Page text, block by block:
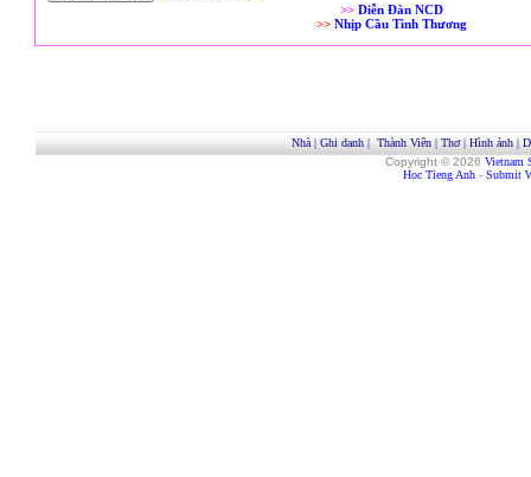
>> Diễn Đàn NCD
>> Nhịp Cầu Tình Thương
Nhà| Ghi danh| Thành Viên| Thơ| Hình ảnh|
Copyright © 2026 Vietnam
Hoc Tieng Anh - Submit